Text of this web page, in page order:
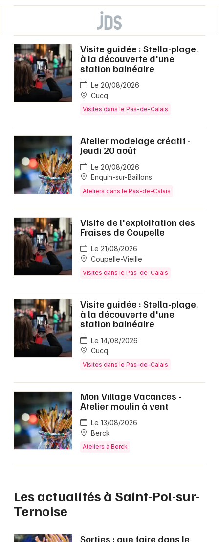
Visite guidée : Stella-plage,
à la découverte d'une
station balnéaire
Le 20/08/2026
Cucq
Visites dans le Pas-de-Calais
Atelier modelage créatif -
Jeudi 20 août
Le 20/08/2026
Enquin-sur-Baillons
Ateliers dans le Pas-de-Calais
Visite de l'exploitation des
Fraises de Coupelle
Le 21/08/2026
Coupelle-Vieille
Visites dans le Pas-de-Calais
Visite guidée : Stella-plage,
à la découverte d'une
station balnéaire
Le 14/08/2026
Cucq
Visites dans le Pas-de-Calais
Mon Village Vacances -
Atelier moulin à vent
Le 13/08/2026
Berck
Ateliers à Berck
Les actualités à Saint-Pol-sur-
Ternoise
Sorties : que faire dans le